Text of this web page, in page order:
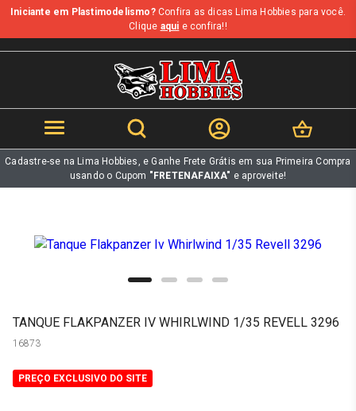
b
Iniciante em Plastimodelismo?Confira as dicas Lima Hobbies para você.
Clique aqui e confira!!
Cadastre-se na Lima Hobbies, e Ganhe Frete Grátis em sua Primeira Compra
usando o Cupom "FRETENAFAIXA" e aproveite!
TANQUE FLAKPANZER IV WHIRLWIND 1/35 REVELL 3296
16873
PREÇO EXCLUSIVO DO SITE